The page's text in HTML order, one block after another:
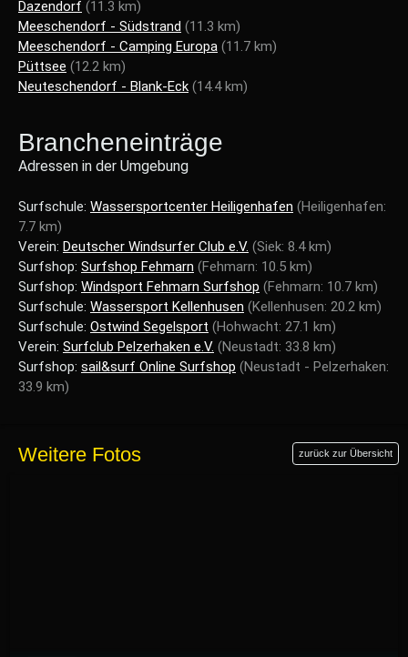
Dazendorf (11.3 km)
Meeschendorf - Südstrand (11.3 km)
Meeschendorf - Camping Europa (11.7 km)
Püttsee (12.2 km)
Neuteschendorf - Blank-Eck (14.4 km)
Brancheneinträge
Adressen in der Umgebung
Surfschule: Wassersportcenter Heiligenhafen (Heiligenhafen:
7.7 km)
Verein: Deutscher Windsurfer Club e.V. (Siek: 8.4 km)
Surfshop: Surfshop Fehmarn (Fehmarn: 10.5 km)
Surfshop: Windsport Fehmarn Surfshop (Fehmarn: 10.7 km)
Surfschule: Wassersport Kellenhusen (Kellenhusen: 20.2 km)
Surfschule: Ostwind Segelsport (Hohwacht: 27.1 km)
Verein: Surfclub Pelzerhaken e.V. (Neustadt: 33.8 km)
Surfshop: sail&surf Online Surfshop (Neustadt - Pelzerhaken:
33.9 km)
Weitere Fotos zurück zur Übersicht